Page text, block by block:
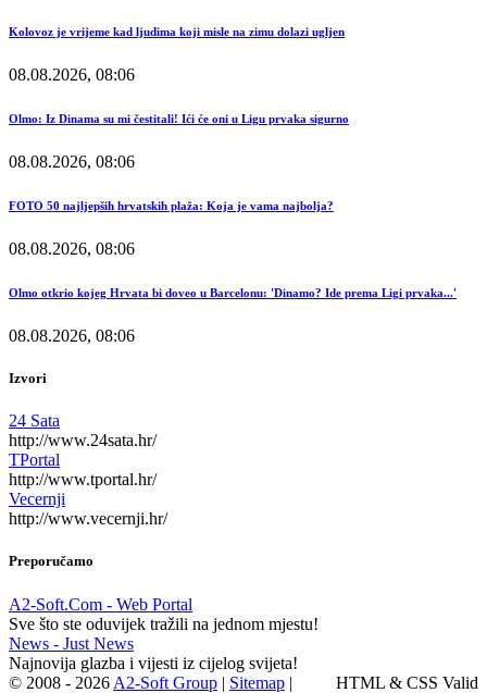
Kolovoz je vrijeme kad ljudima koji misle na zimu dolazi ugljen
08.08.2026, 08:06
Olmo: Iz Dinama su mi čestitali! Ići će oni u Ligu prvaka sigurno
08.08.2026, 08:06
FOTO 50 najljepših hrvatskih plaža: Koja je vama najbolja?
08.08.2026, 08:06
Olmo otkrio kojeg Hrvata bi doveo u Barcelonu: 'Dinamo? Ide prema Ligi prvaka...'
08.08.2026, 08:06
Izvori
24 Sata
http://www.24sata.hr/
TPortal
http://www.tportal.hr/
Vecernji
http://www.vecernji.hr/
Preporučamo
A2-Soft.Com - Web Portal
Sve što ste oduvijek tražili na jednom mjestu!
News - Just News
Najnovija glazba i vijesti iz cijelog svijeta!
HTML & CSS Valid
© 2008 - 2026 A2-Soft Group | Sitemap |